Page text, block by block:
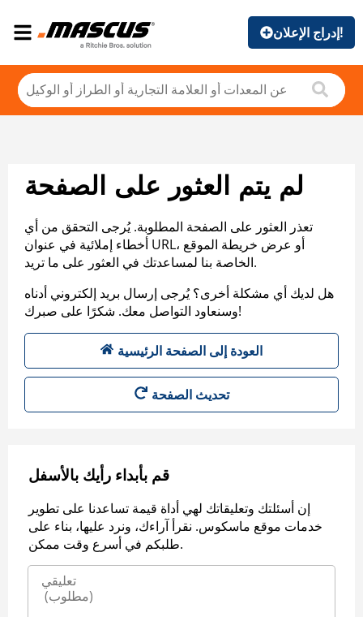
إدراج الإعلان!
لم يتم العثور على الصفحة
تعذر العثور على الصفحة المطلوبة. يُرجى التحقق من أي
أخطاء إملائية في عنوان URL، أو عرض خريطة الموقع
الخاصة بنا لمساعدتك في العثور على ما تريد.
هل لديك أي مشكلة أخرى؟ يُرجى إرسال بريد إلكتروني أدناه
وسنعاود التواصل معك. شكرًا على صبرك!
العودة إلى الصفحة الرئيسية
تحديث الصفحة
قم بأبداء رأيك بالأسفل
إن أسئلتك وتعليقاتك لهي أداة قيمة تساعدنا على تطوير
خدمات موقع ماسكوس. نقرأ آراءك، ونرد عليها، بناء على
طلبكم في أسرع وقت ممكن.